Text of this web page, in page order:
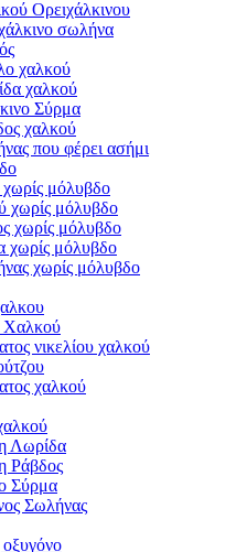
Ορειχάλκινου
σωλήνα
χαλκού
χαλκού
Σύρμα
χαλκού
που φέρει ασήμι
μόλυβδο
χωρίς μόλυβδο
χωρίς μόλυβδο
χωρίς μόλυβδο
χωρίς μόλυβδο
νικελίου χαλκού
χαλκού
Λωρίδα
Ράβδος
Σύρμα
Σωλήνας